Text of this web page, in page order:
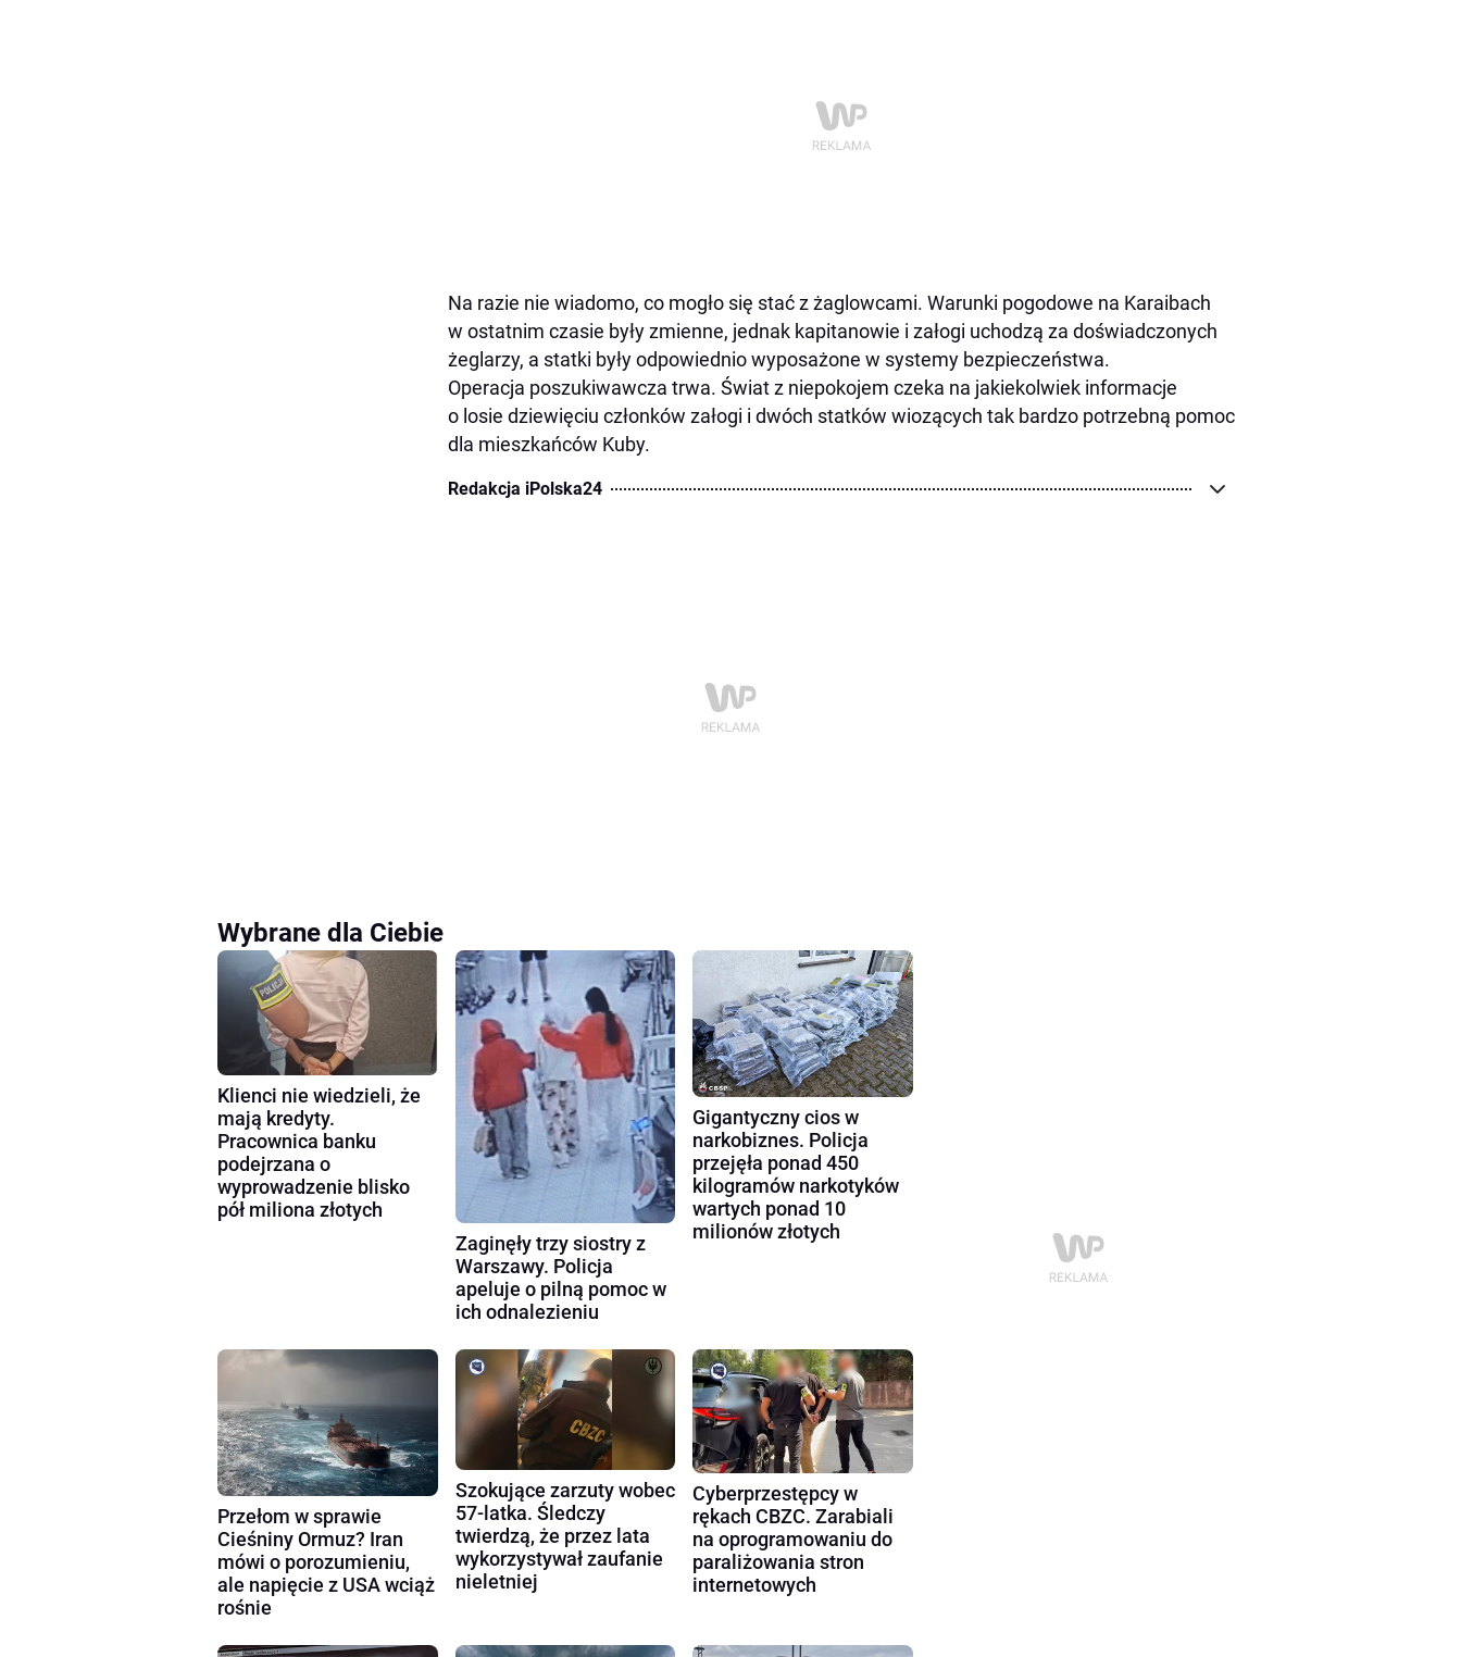
Na razie nie wiadomo, co mogło się stać z żaglowcami. Warunki pogodowe na Karaibach
w ostatnim czasie były zmienne, jednak kapitanowie i załogi uchodzą za doświadczonych
żeglarzy, a statki były odpowiednio wyposażone w systemy bezpieczeństwa.
Operacja poszukiwawcza trwa. Świat z niepokojem czeka na jakiekolwiek informacje
o losie dziewięciu członków załogi i dwóch statków wiozących tak bardzo potrzebną pomoc
dla mieszkańców Kuby.
Redakcja iPolska24
Wybrane dla Ciebie
Klienci nie wiedzieli, że
mają kredyty.
Pracownica banku
podejrzana o
wyprowadzenie blisko
pół miliona złotych
Zaginęły trzy siostry z
Warszawy. Policja
apeluje o pilną pomoc w
ich odnalezieniu
Gigantyczny cios w
narkobiznes. Policja
przejęła ponad 450
kilogramów narkotyków
wartych ponad 10
milionów złotych
Przełom w sprawie
Cieśniny Ormuz? Iran
mówi o porozumieniu,
ale napięcie z USA wciąż
rośnie
Szokujące zarzuty wobec
57-latka. Śledczy
twierdzą, że przez lata
wykorzystywał zaufanie
nieletniej
Cyberprzestępcy w
rękach CBZC. Zarabiali
na oprogramowaniu do
paraliżowania stron
internetowych